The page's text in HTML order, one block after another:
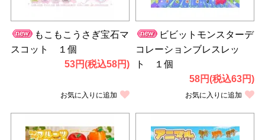
もこもこうさぎ宝石マ
スコット １個
53円(税込58円)
お気に入りに追加
ビビットモンスターデ
コレーションブレスレッ
ト １個
58円(税込63円)
お気に入りに追加